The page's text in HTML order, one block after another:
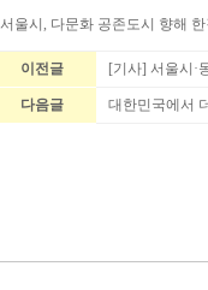
서울시, 다문화 공존도시 향해
이전글 [기사] 서울시·
다음글 대한민국에서